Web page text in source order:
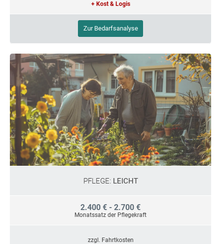
+ Kost & Logis
Zur Bedarfsanalyse
PFLEGE: LEICHT
2.400 € - 2.700 €
Monatssatz der Pflegekraft
zzgl. Fahrtkosten